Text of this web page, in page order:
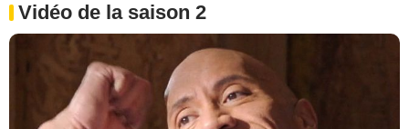
Vidéo de la saison 2